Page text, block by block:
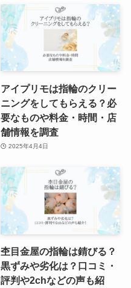
アイプリモは指輪のクリー
ニングをしてもらえる？必
要なものや料金・時間・店
舗情報を調査
2025年4月4日
杢目金屋の指輪は錆びる？
黒ずみや劣化は？口コミ・
評判や2chなどの声も紹